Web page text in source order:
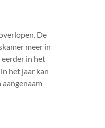
De
meer in
in het
het jaar kan